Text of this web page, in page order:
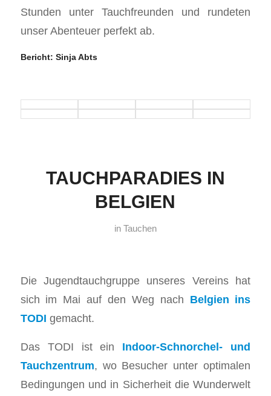
Stunden unter Tauchfreunden und rundeten
unser Abenteuer perfekt ab.
Bericht: Sinja Abts
TAUCHPARADIES IN
BELGIEN
in Tauchen
Die Jugendtauchgruppe unseres Vereins hat
sich im Mai auf den Weg nach Belgien ins
TODI gemacht.
Das TODI ist ein Indoor-Schnorchel- und
Tauchzentrum, wo Besucher unter optimalen
Bedingungen und in Sicherheit die Wunderwelt